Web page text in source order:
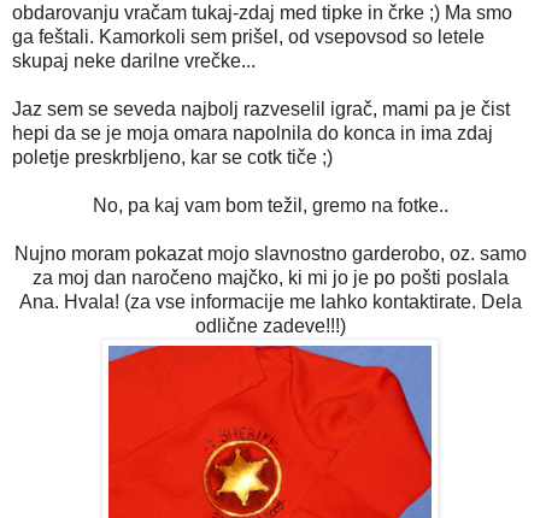
obdarovanju vračam tukaj-zdaj med tipke in črke ;) Ma smo
ga feštali. Kamorkoli sem prišel, od vsepovsod so letele
skupaj neke darilne vrečke...
Jaz sem se seveda najbolj razveselil igrač, mami pa je čist
hepi da se je moja omara napolnila do konca in ima zdaj
poletje preskrbljeno, kar se cotk tiče ;)
No, pa kaj vam bom težil, gremo na fotke..
Nujno moram pokazat mojo slavnostno garderobo, oz. samo
za moj dan naročeno majčko, ki mi jo je po pošti poslala
Ana. Hvala! (za vse informacije me lahko kontaktirate. Dela
odlične zadeve!!!)